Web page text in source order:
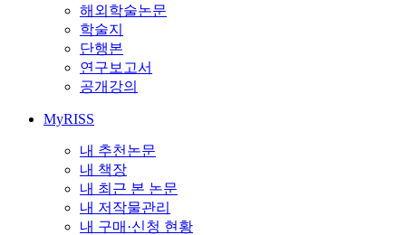
해외학술논문
학술지
단행본
연구보고서
공개강의
MyRISS
내 추천논문
내 책장
내 최근 본 논문
내 저작물관리
내 구매·신청 현황